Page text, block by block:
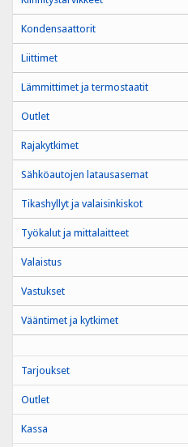
Kondensaattorit
Liittimet
Lämmittimet ja termostaatit
Outlet
Rajakytkimet
Sähköautojen latausasemat
Tikashyllyt ja valaisinkiskot
Työkalut ja mittalaitteet
Valaistus
Vastukset
Vääntimet ja kytkimet
Tarjoukset
Outlet
Kassa